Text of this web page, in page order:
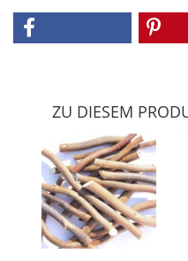
ZU DIESEM